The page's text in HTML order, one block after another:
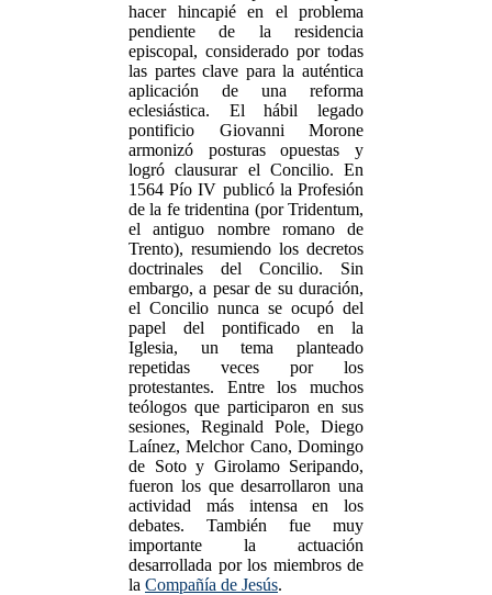
hacer hincapié en el problema
pendiente de la residencia
episcopal, considerado por todas
las partes clave para la auténtica
aplicación de una reforma
eclesiástica. El hábil legado
pontificio Giovanni Morone
armonizó posturas opuestas y
logró clausurar el Concilio. En
1564 Pío IV publicó la Profesión
de la fe tridentina (por Tridentum,
el antiguo nombre romano de
Trento), resumiendo los decretos
doctrinales del Concilio. Sin
embargo, a pesar de su duración,
el Concilio nunca se ocupó del
papel del pontificado en la
Iglesia, un tema planteado
repetidas veces por los
protestantes. Entre los muchos
teólogos que participaron en sus
sesiones, Reginald Pole, Diego
Laínez, Melchor Cano, Domingo
de Soto y Girolamo Seripando,
fueron los que desarrollaron una
actividad más intensa en los
debates. También fue muy
importante la actuación
desarrollada por los miembros de
la Compañía de Jesús.